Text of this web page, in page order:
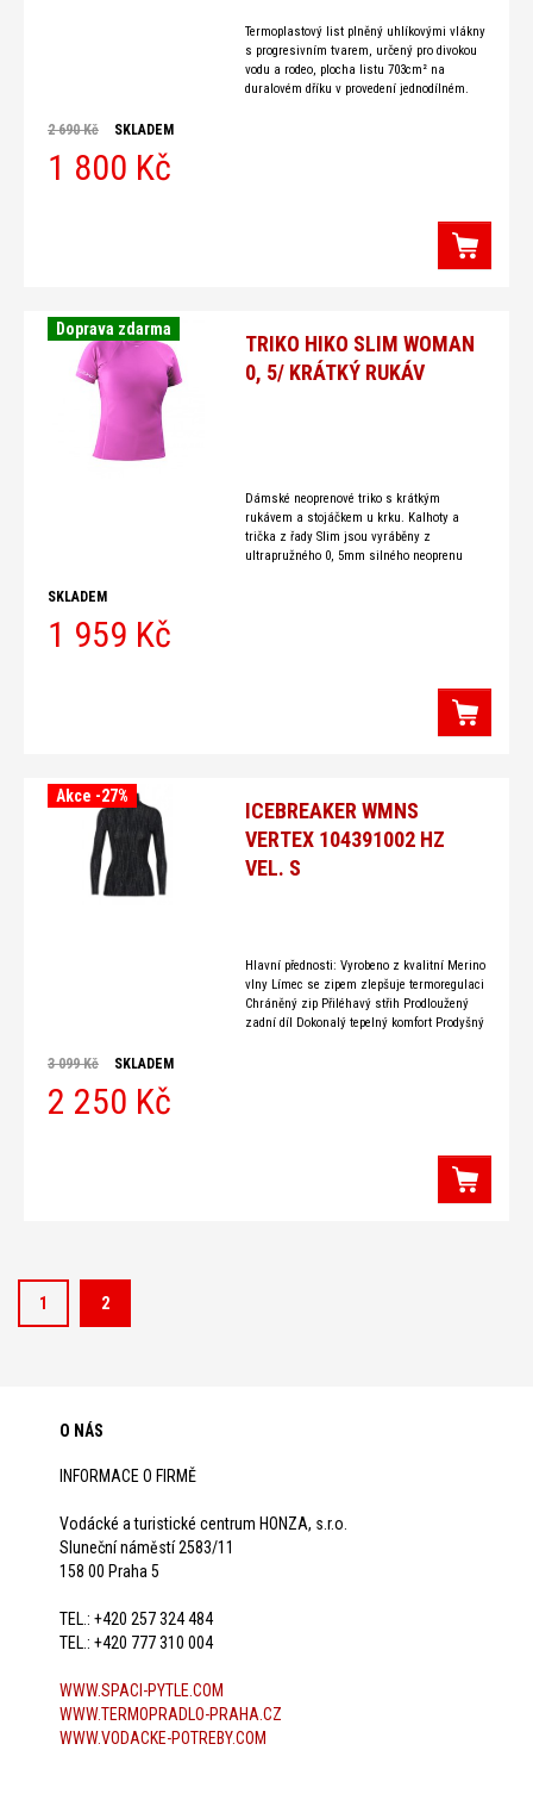
Termoplastový list plněný uhlíkovými vlákny
s progresivním tvarem, určený pro divokou
vodu a rodeo, plocha listu 703cm² na
duralovém dříku v provedení jednodílném.
2 690 Kč SKLADEM
1 800 Kč
TRIKO HIKO SLIM WOMAN
0, 5/ KRÁTKÝ RUKÁV
Doprava zdarma
Dámské neoprenové triko s krátkým
rukávem a stojáčkem u krku. Kalhoty a
trička z řady Slim jsou vyráběny z
ultrapružného 0, 5mm silného neoprenu
SKLADEM
1 959 Kč
ICEBREAKER WMNS
VERTEX 104391002 HZ
VEL. S
Akce -27%
Hlavní přednosti: Vyrobeno z kvalitní Merino
vlny Límec se zipem zlepšuje termoregulaci
Chráněný zip Přiléhavý střih Prodloužený
zadní díl Dokonalý tepelný komfort Prodyšný
3 099 Kč SKLADEM
2 250 Kč
1 2
O NÁS
INFORMACE O FIRMĚ
Vodácké a turistické centrum HONZA, s.r.o.
Sluneční náměstí 2583/11
158 00 Praha 5
TEL.: +420 257 324 484
TEL.: +420 777 310 004
WWW.SPACI-PYTLE.COM
WWW.TERMOPRADLO-PRAHA.CZ
WWW.VODACKE-POTREBY.COM